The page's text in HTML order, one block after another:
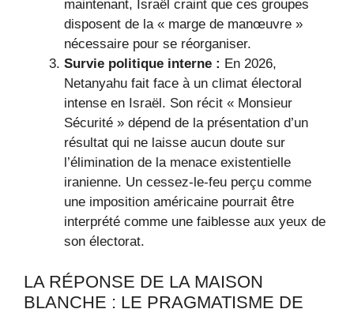
maintenant, Israël craint que ces groupes
disposent de la « marge de manœuvre »
nécessaire pour se réorganiser.
Survie politique interne : En 2026,
Netanyahu fait face à un climat électoral
intense en Israël. Son récit « Monsieur
Sécurité » dépend de la présentation d’un
résultat qui ne laisse aucun doute sur
l’élimination de la menace existentielle
iranienne. Un cessez-le-feu perçu comme
une imposition américaine pourrait être
interprété comme une faiblesse aux yeux de
son électorat.
LA RÉPONSE DE LA MAISON
BLANCHE : LE PRAGMATISME DE